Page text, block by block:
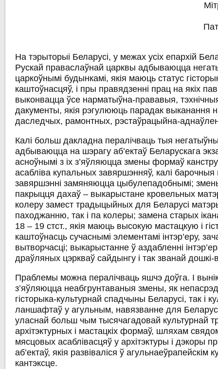
На тэрыторыі Беларусі, у межах усіх епархій
Рускай праваслаўнай царквы адбываюцца
царкоўнымі будынкамі, якія маюць статус
каштоўнасцяў, і пры правядзенні прац на якіх
выконвацца ўсе нарматыўна-прававыя,
дакументы, якія рэгулююць парадак выканання
даследчых, рамонтных, рэстаўрацыйна-
Калі больш дакладна пералічваць тыя
адбываюцца на шэрагу аб’ектаў Беларускага
асноўнымі з іх з’яўляюцца змены формаў
асабліва купальных завяршэнняў, калі барочныя
завяршэнні замяняюцца цыбулепадобнымі;
пакрыцця дахаў – выкарыстане кровельных
колеру замест традыцыйных для Беларусі
паходжанню, так і па колеры; замена старых
18 – 19 стст., якія маюць высокую мастацкую і
каштоўнасць сучаснымі элементамі інтэр’еру,
вытворчасці; выкарыстанне ў аздабленні
драўляных цэркваў сайдынгу і так званай дошкі-
Праблемы можна пералічваць яшчэ доўга. І
з’яўляюцца неабгрунтаваныя змены, як
гісторыка-культурнай спадчыны Беларусі, так і
ланшафтаў у агульным, навязванне для
уласнай больш чым тысячагадовай культурнай
архітэктурных і мастацкіх формаў, шляхам
мясцовых асаблівасцяў у архітэктуры і дэкоры
аб’ектаў, якія развіваліся ў агульнаеўрапейскім
кантэксце.